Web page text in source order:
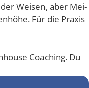
Wei­sen, aber Mei­
Für die Pra­xis
Coa­ching. Du